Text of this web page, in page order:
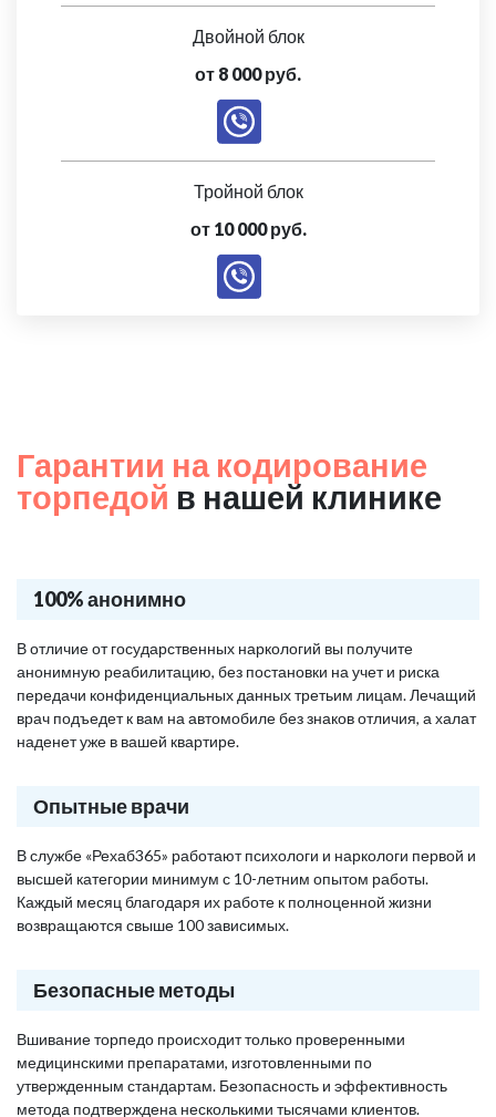
Двойной блок
от 8 000 руб.
Тройной блок
от 10 000 руб.
Гарантии на кодирование
торпедой в нашей клинике
100% анонимно
В отличие от государственных наркологий вы получите
анонимную реабилитацию, без постановки на учет и риска
передачи конфиденциальных данных третьим лицам. Лечащий
врач подъедет к вам на автомобиле без знаков отличия, а халат
наденет уже в вашей квартире.
Опытные врачи
В службе «Рехаб365» работают психологи и наркологи первой и
высшей категории минимум с 10-летним опытом работы.
Каждый месяц благодаря их работе к полноценной жизни
возвращаются свыше 100 зависимых.
Безопасные методы
Вшивание торпедо происходит только проверенными
медицинскими препаратами, изготовленными по
утвержденным стандартам. Безопасность и эффективность
метода подтверждена несколькими тысячами клиентов.